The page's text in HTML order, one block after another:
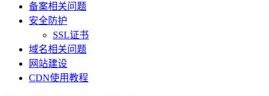
备案相关问题
安全防护
SSL证书
域名相关问题
网站建设
CDN使用教程